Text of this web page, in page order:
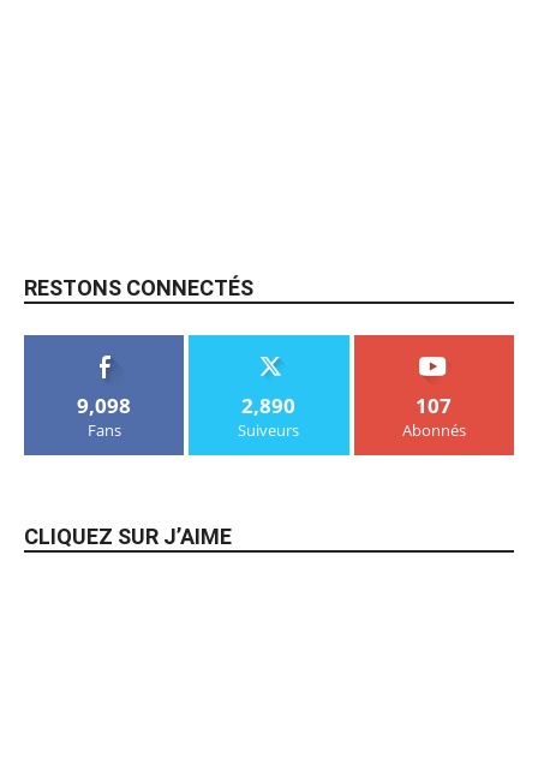
RESTONS CONNECTÉS
9,098
Fans
2,890
Suiveurs
107
Abonnés
CLIQUEZ SUR J’AIME